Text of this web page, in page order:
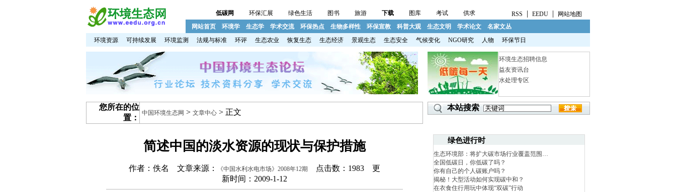
低碳网 环保汇展 绿色生活 图书 旅游 下载 图库 考试 供求 RSS | EEDU |
网站地图
网站首页
环境学 生态学 学术交流 环保热点 生物多样性 环保宣教 科普大观 生态文明 学术论文
名家文丛
环境资源
可持续发展 环境监测 法规与标准 环评 生态农业 恢复生态 生态经济 景观生态 生态安全 气候变化 NGO研究 人物 环保节日
环境生态招聘信息
益友资讯台
水处理专区
您所在的位
置：
中国环境生态网 > 文章中心 > 正文
本站搜索
简述中国的淡水资源的现状与保护措施
作者：佚名 文章来源： 《中国水利水电市场》2008年12期 点击数： 1983 更
新时间：2009-1-12
绿色进行时
生态环境部：将扩大碳市场行业覆盖范围…
全国低碳日，你低碳了吗？
你有自己的个人碳账户吗？
揭秘！大型活动如何实现碳中和？
在衣食住行用玩中体现“双碳”行动